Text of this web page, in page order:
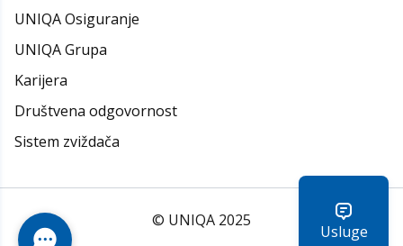
UNIQA Osiguranje
UNIQA Grupa
Karijera
Društvena odgovornost
Sistem zviždača
© UNIQA 2025
Usluge